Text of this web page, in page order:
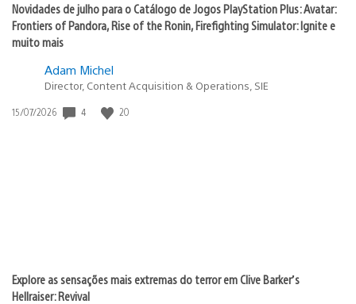
Novidades de julho para o Catálogo de Jogos PlayStation Plus: Avatar:
Frontiers of Pandora, Rise of the Ronin, Firefighting Simulator: Ignite e
muito mais
Adam Michel
Director, Content Acquisition & Operations, SIE
Data
15/07/2026 4 20
Explore as sensações mais extremas do terror em Clive Barker’s
Hellraiser: Revival